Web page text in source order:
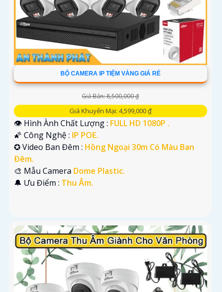
BỘ CAMERA IP TIỆM VÀNG GIÁ RẺ
Giá Bán: 8,500,000 ₫
Giá Khuyến Mại: 4,599,000 ₫
👁 Hình Ành Chất Lượng : FULL HD 1080P .
🌠 Công Nghệ : IP POE.
✪ Video Ban Đêm : Hồng Ngoại 30m Có Màu Ban
Ðêm.
🎨 Mẫu Camera Dome Plastic.
️🔔 Ưu Điểm : Thu Âm.